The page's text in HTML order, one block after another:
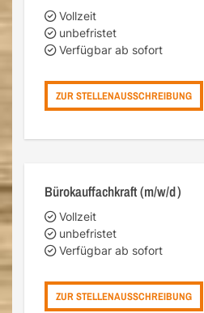
Vollzeit
unbefristet
Verfügbar ab sofort
ZUR STELLENAUSSCHREIBUNG
Bürokauffachkraft (m/w/d)
Vollzeit
unbefristet
Verfügbar ab sofort
ZUR STELLENAUSSCHREIBUNG